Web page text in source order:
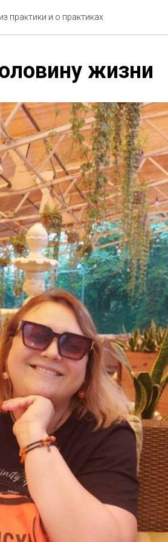
практики и о практиках
жизни